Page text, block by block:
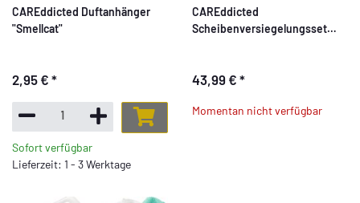
CAREddicted Duftanhänger
"Smellcat"
2,95 € *
Sofort verfügbar
Lieferzeit: 1 - 3 Werktage
CAREddicted
Scheibenversiegelungsset
43,99 € *
Momentan nicht verfügbar